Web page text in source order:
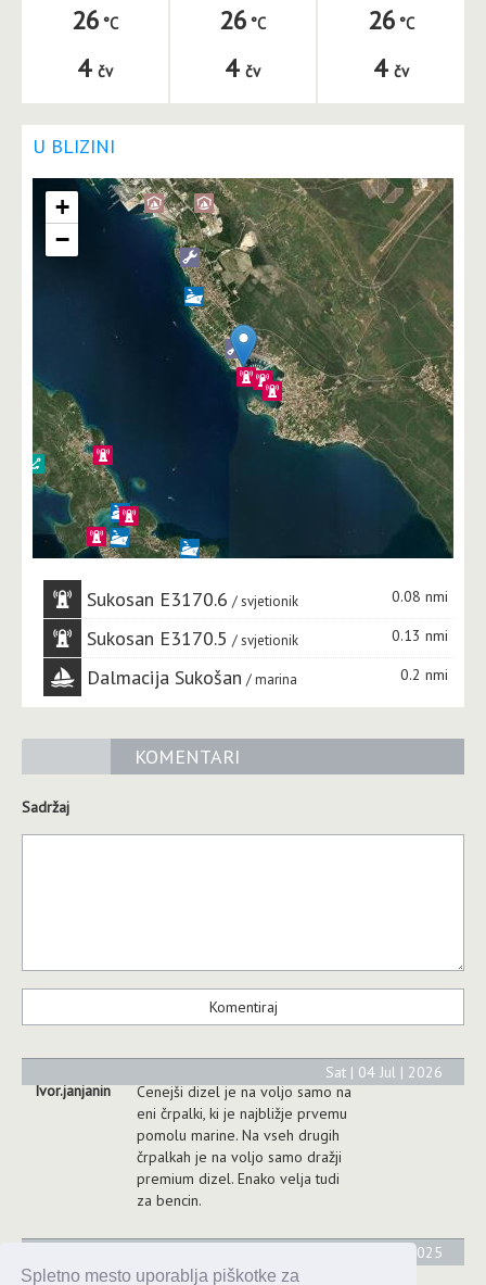
Spletno mesto uporablja piškotke za
26
4 čv
26
4 čv
26
4 čv
U BLIZINI
+
−
Sukosan E3170.6 svjetionik 0.08 nmi
Sukosan E3170.5 svjetionik 0.13 nmi
Dalmacija Sukošan marina 0.2 nmi
KOMENTARI
Sadržaj
Ivor.janjanin
Cenejši dizel je na voljo samo na
eni črpalki, ki je najbližje prvemu
pomolu marine. Na vseh drugih
črpalkah je na voljo samo dražji
premium dizel. Enako velja tudi
za bencin.
Sat | 04 Jul | 2026
Nkozar
Super postrežba, pomoč pri
Sun | 20 Jul | 2025